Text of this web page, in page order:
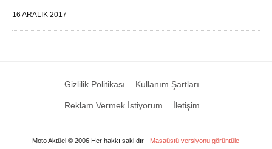
16 ARALIK 2017
Gizlilik Politikası Kullanım Şartları
Reklam Vermek İstiyorum İletişim
Moto Aktüel © 2006 Her hakkı saklıdır Masaüstü versiyonu görüntüle